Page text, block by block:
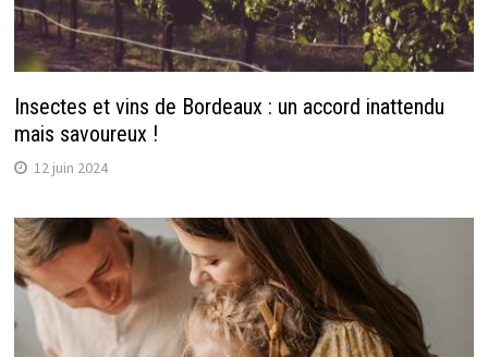
Insectes et vins de Bordeaux : un accord inattendu
mais savoureux !
12 juin 2024